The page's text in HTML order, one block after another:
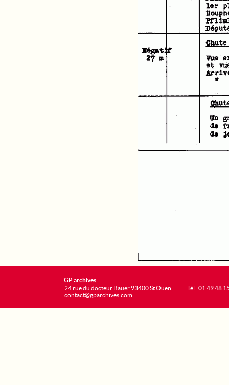
GP archives
24 rue du docteur Bauer 93400 St Ouen
contact@gparchives.com
Tél : 01 49 48